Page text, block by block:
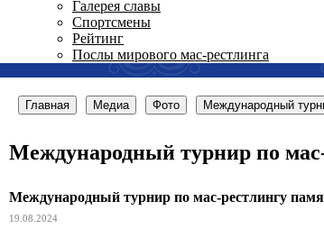
Галерея славы
Спортсмены
Рейтинг
Послы мирового мас-рестлинга
Главная Медиа Фото Международный
Международный турнир по
Международный турнир по мас-рестлингу
19.08.2024